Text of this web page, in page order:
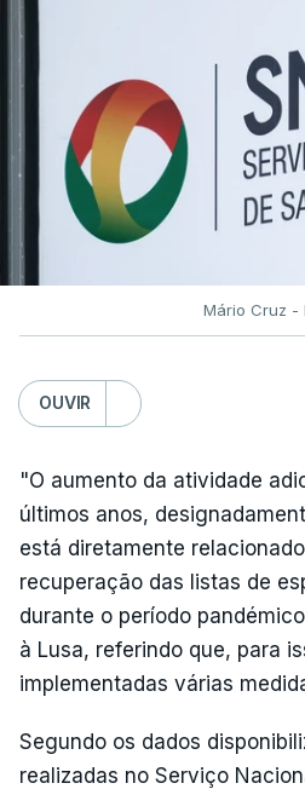
Mário Cruz -
OUVIR
"O aumento da atividade
últimos anos,
está diretamente
recuperação das listas de
durante o período
à Lusa, referindo que, para
implementadas várias
Segundo os dados
realizadas no Serviço